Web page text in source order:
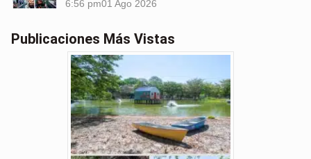
6:56 pm01 Ago 2026
Publicaciones Más Vistas